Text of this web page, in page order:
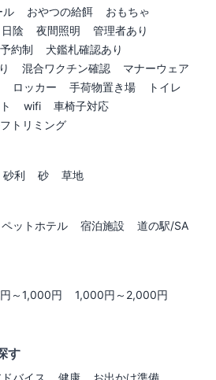
ル おやつの給餌
おもちゃ
日陰 夜間照明
管理者あり
約制
犬鑑札確認あり
混合ワクチン確認
マナーウェア
ロッカー 手荷物置き場
トイレ
wifi
車椅子対応
トリミング
砂利 砂 草地
ペットホテル 宿泊施設
道の駅/SA
～1,000円
1,000円～2,000円
す